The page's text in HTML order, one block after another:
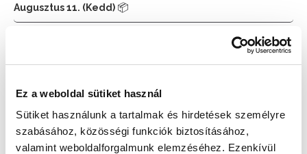
Ez a weboldal sütiket használ
Sütiket használunk a tartalmak és hirdetések személyre
szabásához, közösségi funkciók biztosításához,
valamint weboldalforgalmunk elemzéséhez. Ezenkívül
Augusztus 11. (Kedd) 📦
129 900 Ft 123 405 Ft
Az elmúlt 30 nap legjobb ára: 123 405 Ft